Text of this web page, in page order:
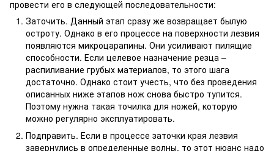
провести его в следующей последовательности:
Заточить. Данный этап сразу же возвращает былую
остроту. Однако в его процессе на поверхности лезвия
появляются микроцарапины. Они усиливают пилящие
способности. Если целевое назначение резца –
распиливание грубых материалов, то этого шага
достаточно. Однако стоит учесть, что без проведения
описанных ниже этапов нож снова быстро тупится.
Поэтому нужна такая точилка для ножей, которую
можно регулярно эксплуатировать.
Подправить. Если в процессе заточки края лезвия
завернулись в определенные волны, то этот нюанс надо